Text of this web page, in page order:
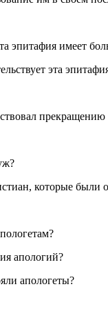
эпитафия имеет
эта
которые
апологий?
апологеты?